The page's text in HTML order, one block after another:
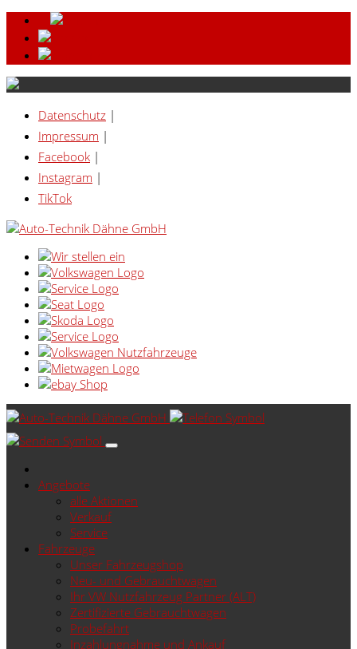
Datenschutz |
Impressum |
Facebook |
Instagram |
TikTok
Angebote
alle Aktionen
Verkauf
Service
Fahrzeuge
Unser Fahrzeugshop
Neu- und Gebrauchtwagen
Ihr VW Nutzfahrzeug Partner (ALT)
Zertifizierte Gebrauchtwagen
Probefahrt
Inzahlungnahme und Ankauf